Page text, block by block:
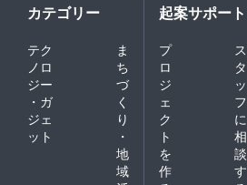
カテゴリー
テク
ノロ
ジー
・ガ
ジェ
ット
ま
ち
づ
く
り
・
地
域
起案サポート
プ
ロ
ジ
ェ
ク
ト
を
作
ス
タ
ッ
フ
に
相
談
す